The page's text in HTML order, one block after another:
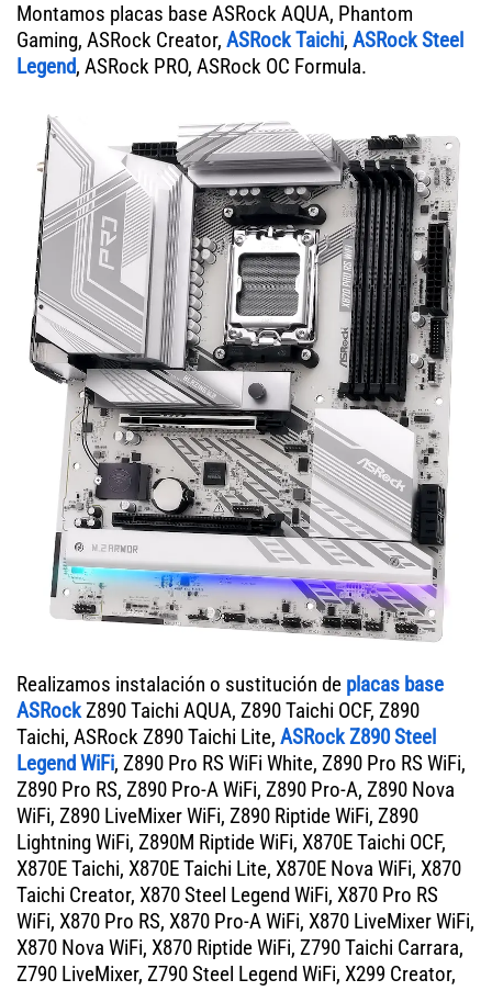
Montamos placas base ASRock AQUA, Phantom
Gaming, ASRock Creator, ASRock Taichi, ASRock Steel
Legend, ASRock PRO, ASRock OC Formula.
Realizamos instalación o sustitución de placas base
ASRockZ890 Taichi AQUA, Z890 Taichi OCF, Z890
Taichi, ASRock Z890 Taichi Lite, ASRock Z890 Steel
Legend WiFi, Z890 Pro RS WiFi White, Z890 Pro RS WiFi,
Z890 Pro RS, Z890 Pro-A WiFi, Z890 Pro-A, Z890 Nova
WiFi, Z890 LiveMixer WiFi, Z890 Riptide WiFi, Z890
Lightning WiFi, Z890M Riptide WiFi, X870E Taichi OCF,
X870E Taichi, X870E Taichi Lite, X870E Nova WiFi, X870
Taichi Creator, X870 Steel Legend WiFi, X870 Pro RS
WiFi, X870 Pro RS, X870 Pro-A WiFi, X870 LiveMixer WiFi,
X870 Nova WiFi, X870 Riptide WiFi, Z790 Taichi Carrara,
Z790 LiveMixer, Z790 Steel Legend WiFi, X299 Creator,